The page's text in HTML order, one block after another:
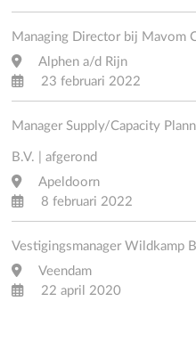
Managing Director bij Mavom
Alphen a/d Rijn
23 februari 2022
Manager Supply/Capacity
B.V. | afgerond
Apeldoorn
8 februari 2022
Vestigingsmanager Wildkamp
Veendam
22 april 2020